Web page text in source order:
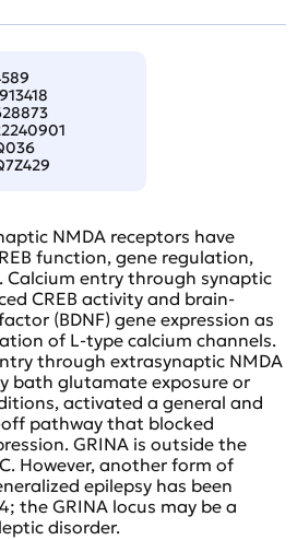
NMDA receptors have
function, gene regulation,
Calcium entry through synaptic
CREB activity and brain-
(BDNF) gene expression as
of L-type calcium channels.
through extrasynaptic NMDA
bath glutamate exposure or
activated a general and
pathway that blocked
GRINA is outside the
However, another form of
epilepsy has been
the GRINA locus may be a
disorder.